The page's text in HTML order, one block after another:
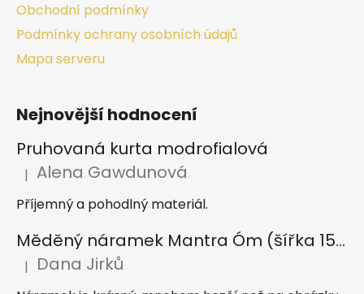
Obchodní podmínky
Podmínky ochrany osobních údajů
Mapa serveru
Nejnovější hodnocení
Pruhovaná kurta modrofialová
Hodnocení produktu je 5 z 5 hvězdiček.
| Alena Gawdunová
Příjemný a pohodlný materiál.
Měděný náramek Mantra Óm (šířka 15 mm)
Hodnocení produktu je 5 z 5 hvězdiček.
| Dana Jirků